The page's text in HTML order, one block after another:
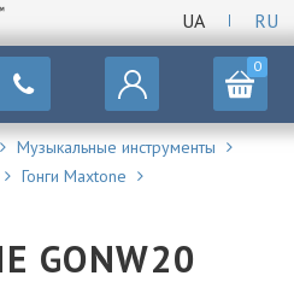
UA RU
0
Музыкальные инструменты
Гонги Maxtone
GONW20